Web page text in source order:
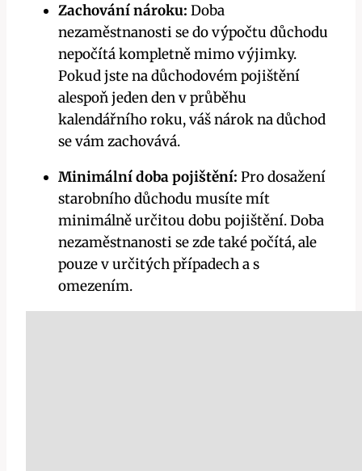
Zachování nároku: Doba
nezaměstnanosti se do výpočtu důchodu
nepočítá kompletně mimo výjimky.
Pokud jste na důchodovém pojištění
alespoň jeden den v průběhu
kalendářního roku, váš nárok na důchod
se vám zachovává.
Minimální doba pojištění: Pro dosažení
starobního důchodu musíte mít
minimálně určitou dobu pojištění. Doba
nezaměstnanosti se zde také počítá, ale
pouze v určitých případech a s
omezením.